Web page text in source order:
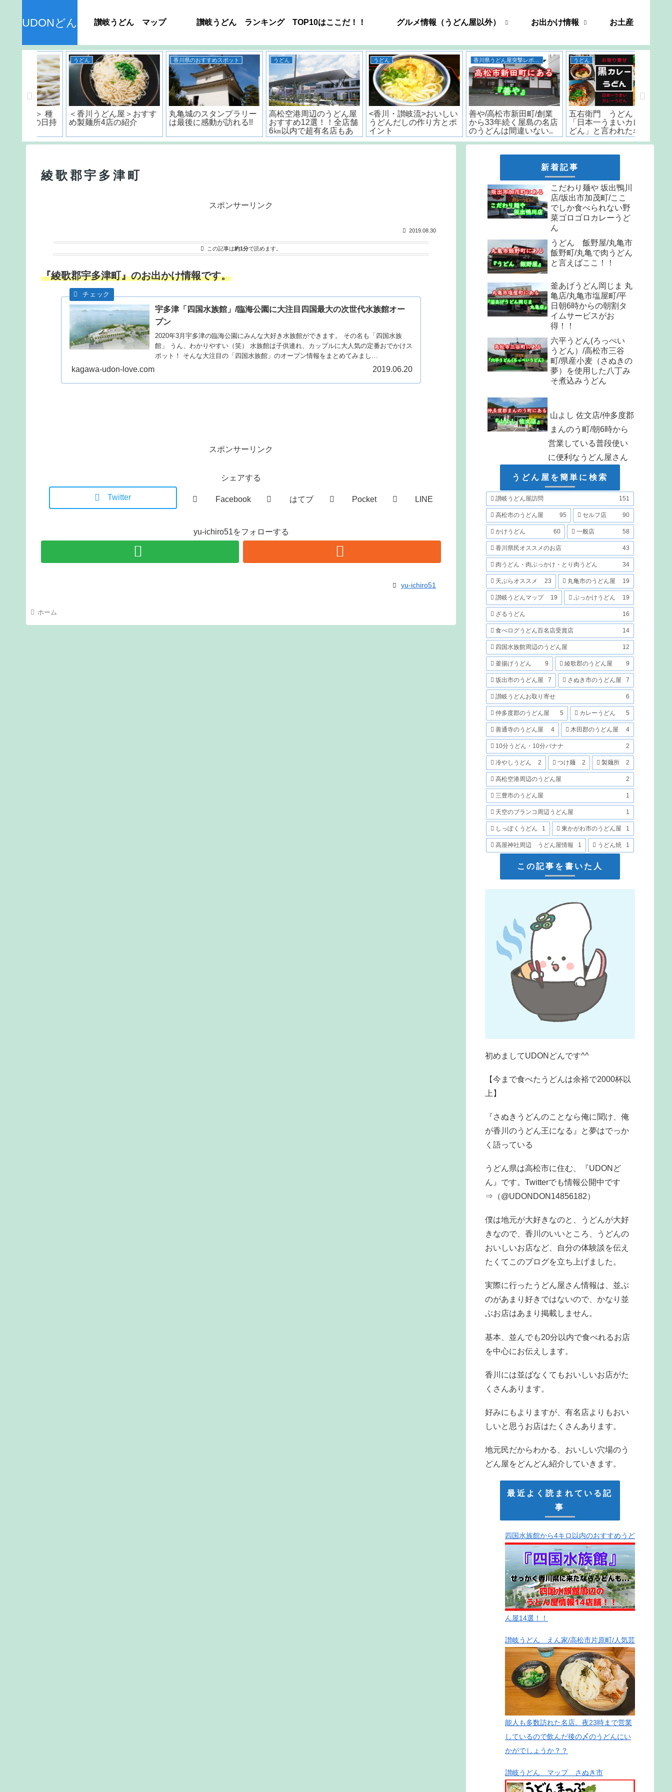
UDONどん 讃岐うどん マップ 讃岐うどん ランキング TOP10はここだ！！ グルメ情報（うどん屋以外） お出かけ情報 お土産
うどん
＜香川うどん屋＞おすす
め製麺所4店の紹介
香川県のおすすめスポット
丸亀城のスタンプラリー
は最後に感動が訪れる!!
高松空港周辺のうどん屋
おすすめ12選！！全店舗
6㎞以内で超有名店もあ
るよ。
<香川・讃岐流>おいしい
うどんだしの作り方とポ
イント
香川県うどん屋突撃レポート
善や/高松市新田町/創業
から33年続く屋島の名店
のうどんは間違いない..
うどん
五右衛門 うどん 香川/
「日本一うまいカレーう
どん」と言われた名店の
味をお取り寄せ
天ぷら
綾歌郡宇多津町
スポンサーリンク
2019.08.30
この記事は約1分で読めます。
『綾歌郡宇多津町』のお出かけ情報です。
宇多津「四国水族館」/臨海公園に大注目四国最大の次世代水族館オー
プン
2020年3月宇多津の臨海公園にみんな大好き水族館ができます。 その名も「四国水族
館」 うん、わかりやすい（笑） 水族館は子供連れ、カップルに大人気の定番おでかけス
ポット！ そんな大注目の「四国水族館」のオープン情報をまとめてみまし…
kagawa-udon-love.com 2019.06.20
スポンサーリンク
シェアする
Twitter Facebook はてブ Pocket LINE
yu-ichiro51をフォローする
yu-ichiro51
ホーム
新着記事
こだわり麺や 坂出鴨川
店/坂出市加茂町/ここ
でしか食べられない野
菜ゴロゴロカレーうど
ん
うどん 飯野屋/丸亀市
飯野町/丸亀で肉うどん
と言えばここ！！
釜あげうどん岡じま 丸
亀店/丸亀市塩屋町/平
日朝6時からの朝割タ
イムサービスがお
得！！
六平うどん(ろっぺい
うどん）/高松市三谷
町/県産小麦（さぬきの
夢）を使用した八丁み
そ煮込みうどん
山よし 佐文店/仲多度郡
まんのう町/朝6時から
営業している普段使い
に便利なうどん屋さん
うどん屋を簡単に検索
讃岐うどん屋訪問 151
高松市のうどん屋 95 セルフ店 90
かけうどん 60 一般店 58
香川県民オススメのお店 43
肉うどん・肉ぶっかけ・とり肉うどん 34
天ぷらオススメ 23 丸亀市のうどん屋 19
讃岐うどんマップ 19 ぶっかけうどん 19
ざるうどん 16
食べログうどん百名店受賞店 14
四国水族館周辺のうどん屋 12
釜揚げうどん 9 綾歌郡のうどん屋 9
坂出市のうどん屋 7 さぬき市のうどん屋 7
讃岐うどんお取り寄せ 6
仲多度郡のうどん屋 5 カレーうどん 5
善通寺のうどん屋 4 木田郡のうどん屋 4
10分うどん・10分バナナ 2
冷やしうどん 2 つけ麺 2 製麺所 2
高松空港周辺のうどん屋 2
三豊市のうどん屋 1
天空のブランコ周辺うどん屋 1
しっぽくうどん 1 東かがわ市のうどん屋 1
高屋神社周辺 うどん屋情報 1 うどん焼 1
この記事を書いた人
初めましてUDONどんです^^
【今まで食べたうどんは余裕で2000杯以
上】
『さぬきうどんのことなら俺に聞け、俺
が香川のうどん王になる』と夢はでっか
く語っている
うどん県は高松市に住む、『UDONど
ん』です。Twitterでも情報公開中です
⇒（@UDONDON14856182）
僕は地元が大好きなのと、うどんが大好
きなので、香川のいいところ、うどんの
おいしいお店など、自分の体験談を伝え
たくてこのブログを立ち上げました。
実際に行ったうどん屋さん情報は、並ぶ
のがあまり好きではないので、かなり並
ぶお店はあまり掲載しません。
基本、並んでも20分以内で食べれるお店
を中心にお伝えします。
香川には並ばなくてもおいしいお店がた
くさんあります。
好みにもよりますが、有名店よりもおい
しいと思うお店はたくさんあります。
地元民だからわかる、おいしい穴場のう
どん屋をどんどん紹介していきます。
最近よく読まれている記
事
四国水族館から4キロ以内のおすすめうど
ん屋14選！！
讃岐うどん えん家/高松市片原町/人気芸
能人も多数訪れた名店。夜23時まで営業
しているので飲んだ後の〆のうどんにい
かがでしょうか？？
讃岐うどん マップ さぬき市